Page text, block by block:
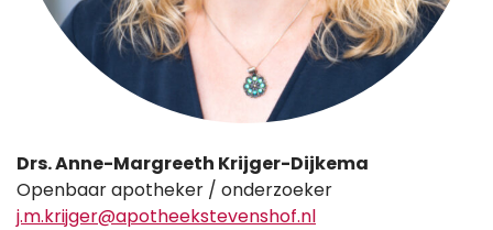
Drs. Anne-Margreeth Krijger-Dijkema
Openbaar apotheker / onderzoeker
j.m.krijger@apotheekstevenshof.nl